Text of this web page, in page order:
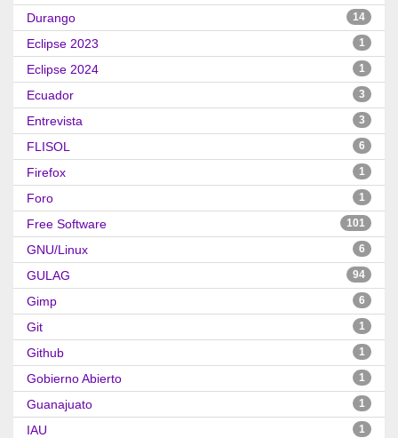
Durango 14
Eclipse 2023 1
Eclipse 2024 1
Ecuador 3
Entrevista 3
FLISOL 6
Firefox 1
Foro 1
Free Software 101
GNU/Linux 6
GULAG 94
Gimp 6
Git 1
Github 1
Gobierno Abierto 1
Guanajuato 1
IAU 1